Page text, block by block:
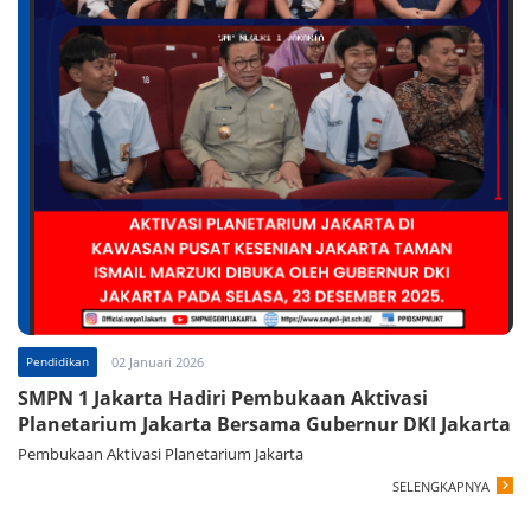
Pendidikan 02 Januari 2026
SMPN 1 Jakarta Hadiri Pembukaan Aktivasi
Planetarium Jakarta Bersama Gubernur DKI Jakarta
Pembukaan Aktivasi Planetarium Jakarta
SELENGKAPNYA